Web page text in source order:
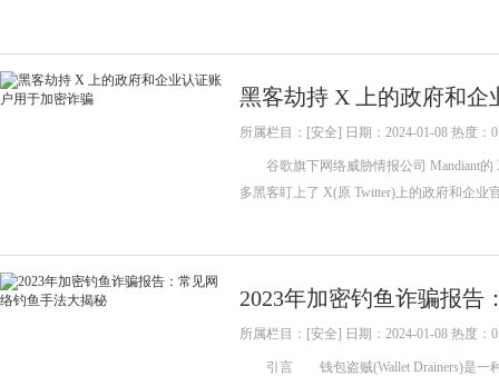
黑客劫持 X 上的政府和
所属栏目：[安全] 日期：2024-01-08 热度：0
谷歌旗下网络威胁情报公司 Mandiant
多黑客盯上了 X(原 Twitter)上的政府和企业
2023年加密钓鱼诈骗报告
所属栏目：[安全] 日期：2024-01-08 热度：0
引言 钱包盗贼(Wallet Drainers)是一种